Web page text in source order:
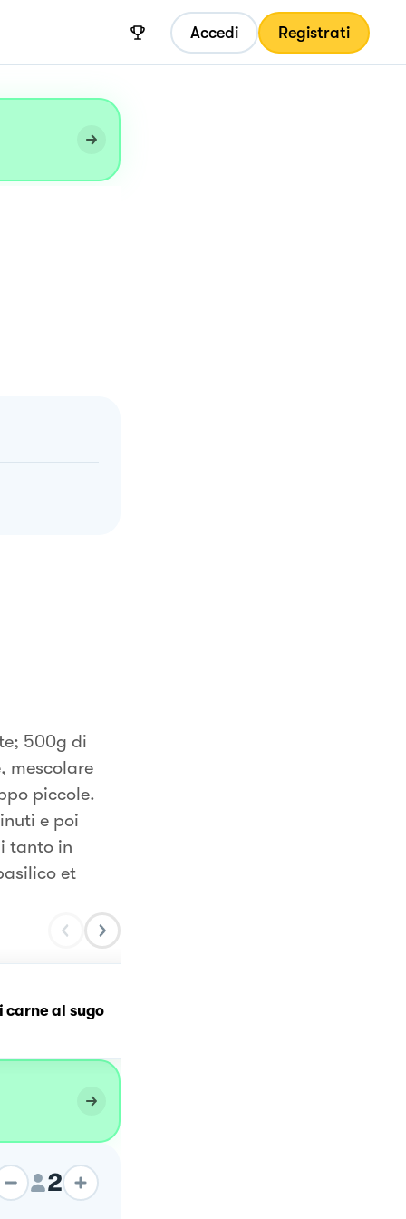
Accedi Registrati
500g di
mescolare
piccole.
e poi
tanto in
et
carne al sugo
2